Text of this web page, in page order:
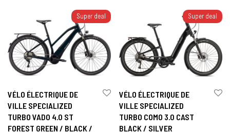
Super deal
VÉLO ÉLECTRIQUE DE
VILLE SPECIALIZED
TURBO VADO 4.0 ST
FOREST GREEN / BLACK /
Super deal
VÉLO ÉLECTRIQUE DE
VILLE SPECIALIZED
TURBO COMO 3.0 CAST
BLACK / SILVER